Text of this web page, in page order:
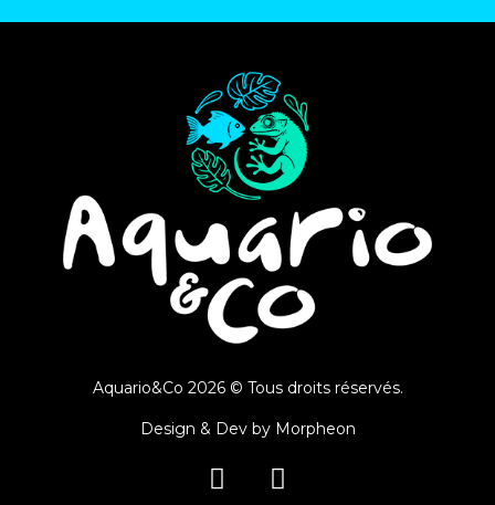
Aquario&Co 2026 © Tous droits réservés.
Design & Dev by Morpheon